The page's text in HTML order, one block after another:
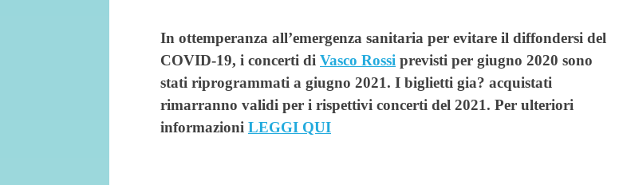
In ottemperanza all’emergenza sanitaria per evitare il diffondersi del
COVID-19, i concerti di Vasco Rossi previsti per giugno 2020 sono
stati riprogrammati a giugno 2021. I biglietti gia? acquistati
rimarranno validi per i rispettivi concerti del 2021. Per ulteriori
informazioni LEGGI QUI